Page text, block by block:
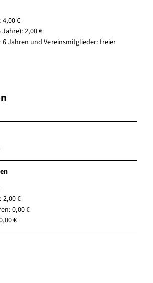
4,00 €
Jahre): 2,00 €
6 Jahren und Vereinsmitglieder: freier
2,00 €
0,00 €
€